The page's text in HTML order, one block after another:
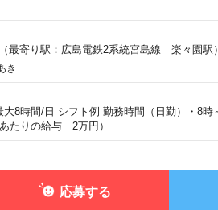
最寄り駅：広島電鉄2系統宮島線 楽々園駅）
き
大8時間/日 シフト例 勤務時間（日勤）・8
たりの給与 2万円）
応募する